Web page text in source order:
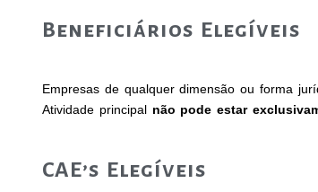
Beneficiários Elegíveis
Empresas de qualquer dimensão ou forma
Atividade principal não pode estar
CAE’s Elegíveis